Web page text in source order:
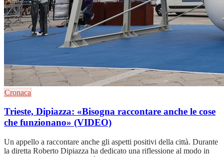
Cronaca
Trieste, Dipiazza: «Bisogna raccontare anche le cose
che funzionano» (VIDEO)
Un appello a raccontare anche gli aspetti positivi della città. Durante
la diretta Roberto Dipiazza ha dedicato una riflessione al modo in